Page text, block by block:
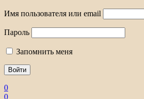
Имя пользователя или email
Пароль
Запомнить меня
0
0